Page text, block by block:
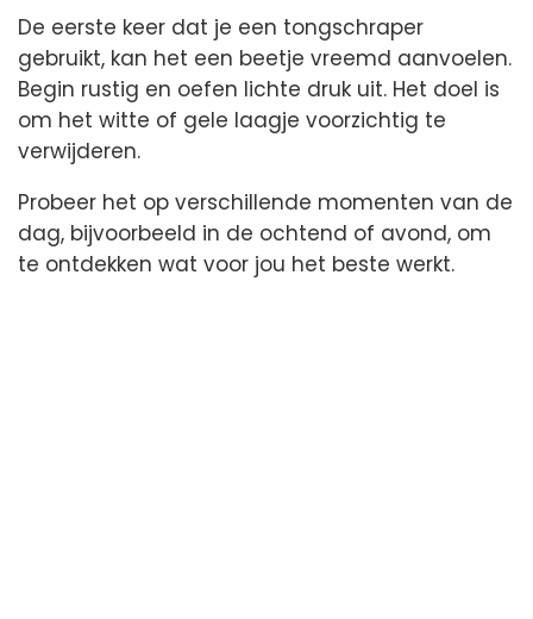
De eerste keer dat je een tongschraper
gebruikt, kan het een beetje vreemd aanvoelen.
Begin rustig en oefen lichte druk uit. Het doel is
om het witte of gele laagje voorzichtig te
verwijderen.
Probeer het op verschillende momenten van de
dag, bijvoorbeeld in de ochtend of avond, om
te ontdekken wat voor jou het beste werkt.